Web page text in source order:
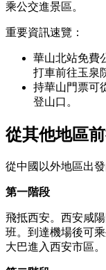
乘公交進景區。
重要資訊速覽：
華山北站免費
打車前往玉泉
持華山門票可
登山口。
從其他地區
從中國以外地區出
第一階段
飛抵西安。西安咸
班。到達機場後可
大巴進入西安市區。